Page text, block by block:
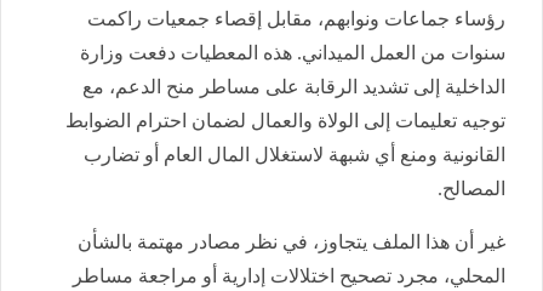
رؤساء جماعات ونوابهم، مقابل إقصاء جمعيات راكمت
سنوات من العمل الميداني. هذه المعطيات دفعت وزارة
الداخلية إلى تشديد الرقابة على مساطر منح الدعم، مع
توجيه تعليمات إلى الولاة والعمال لضمان احترام الضوابط
القانونية ومنع أي شبهة لاستغلال المال العام أو تضارب
المصالح.
غير أن هذا الملف يتجاوز، في نظر مصادر مهتمة بالشأن
المحلي، مجرد تصحيح اختلالات إدارية أو مراجعة مساطر